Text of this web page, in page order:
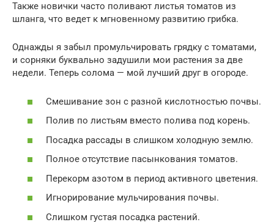
Также новички часто поливают листья томатов из
шланга, что ведет к мгновенному развитию грибка.
Однажды я забыл промульчировать грядку с томатами,
и сорняки буквально задушили мои растения за две
недели. Теперь солома — мой лучший друг в огороде.
Смешивание зон с разной кислотностью почвы.
Полив по листьям вместо полива под корень.
Посадка рассады в слишком холодную землю.
Полное отсутствие пасынкования томатов.
Перекорм азотом в период активного цветения.
Игнорирование мульчирования почвы.
Слишком густая посадка растений.